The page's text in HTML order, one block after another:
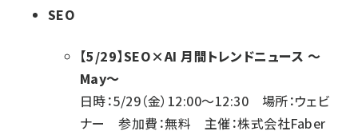
SEO
【5/29】SEO×AI 月間トレンドニュース ～
May～
日時：5/29（金）12:00～12:30 場所：ウェビ
ナー 参加費：無料 主催：株式会社Faber